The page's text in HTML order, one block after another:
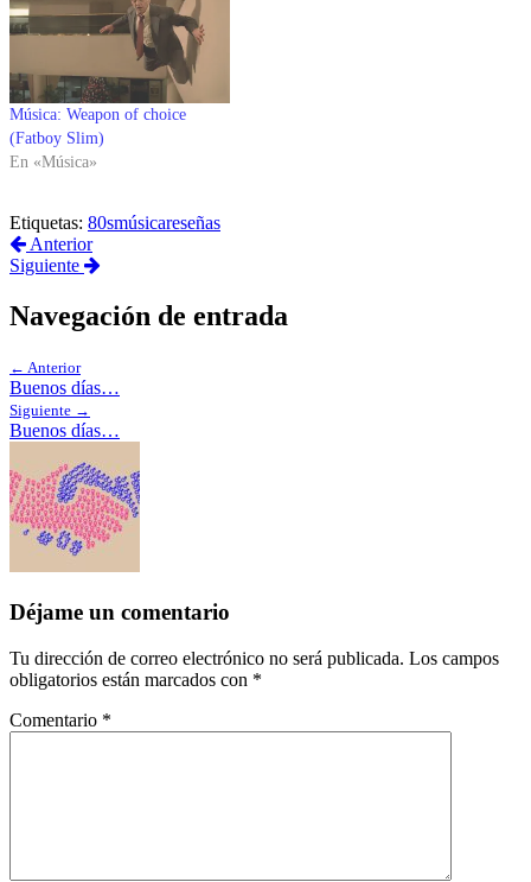
Música: Weapon of choice
(Fatboy Slim)
En «Música»
Etiquetas: 80smúsicareseñas
Anterior
Siguiente
Navegación de entrada
← Anterior
Buenos días…
Siguiente →
Buenos días…
Déjame un comentario
Tu dirección de correo electrónico no será publicada. Los campos
obligatorios están marcados con *
Comentario *